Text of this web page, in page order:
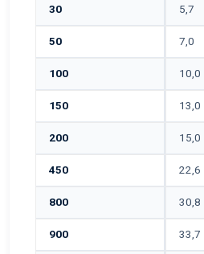
30 5,7
50 7,0
100 10,0
150 13,0
200 15,0
450 22,6
800 30,8
900 33,7